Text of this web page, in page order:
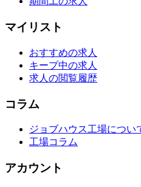
マイリスト
おすすめの求人
キープ中の求人
求人の閲覧履歴
コラム
ジョブハウス工場につい
工場コラム
アカウント